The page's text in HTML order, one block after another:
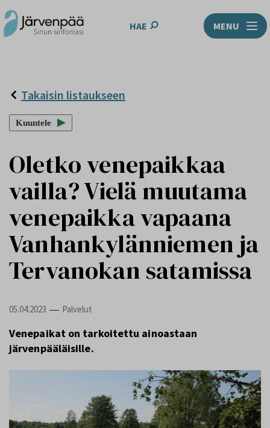
HAE MENU
Takaisin listaukseen
Kuuntele
Oletko venepaikkaa
vailla? Vielä muutama
venepaikka vapaana
Vanhankylänniemen ja
Tervanokan satamissa
05.04.2023 — Palvelut
Venepaikat on tarkoitettu ainoastaan
järvenpääläisille.